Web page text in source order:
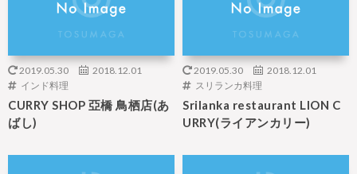
2019.05.30 2018.12.01
インド料理
CURRY SHOP 亞橋 鳥栖店(あ
ばし)
2019.05.30 2018.12.01
スリランカ料理
Srilanka restaurant LION C
URRY(ライアンカリー)